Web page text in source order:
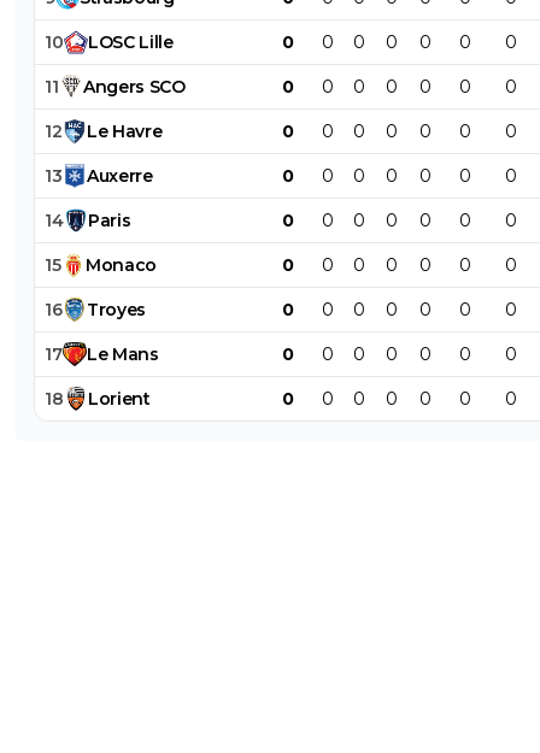
10 LOSC Lille 0 0 0 0 0 0 0
11 Angers SCO 0 0 0 0 0 0 0
12 Le Havre 0 0 0 0 0 0 0
13 Auxerre 0 0 0 0 0 0 0
14 Paris 0 0 0 0 0 0 0
15 Monaco 0 0 0 0 0 0 0
16 Troyes 0 0 0 0 0 0 0
17 Le Mans 0 0 0 0 0 0 0
18 Lorient 0 0 0 0 0 0 0